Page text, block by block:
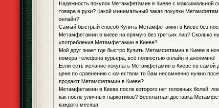
Надежность покупок Метамфетамин в Киеве с максимальной
товара в руки? Какой минимальный заказ покупки
онлайн?
Самый быстрый способ Купить Метамфетамин в Киеве без
Метамфетамин в киеве на прямую без третьих лиц? Сколько
употребления Метамфетамин в Киеве?
Мой друг знает где быстро Купить Метамфетамин в Киеве в
номера телефона курьера, всё полностью онлайн и анонимно!
Если есть желание покупать Метамфетамин в Киеве по самой
цене по сравнению с качеством то Вам несомненно нужно
продают Метамфетамин в Киеве?
Метамфетамин в Киеве после которого нет головных болей,
как после уличных наркотиков? Бесплатная доставка
каждого месяца!